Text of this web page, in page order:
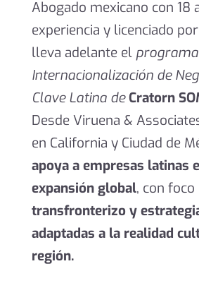
Abogado mexicano con 18
experiencia y licenciado
lleva adelante el programa
Internacionalización de
Clave Latinade Cratorn
Desde Viruena &
en California y Ciudad de
apoya a empresas latinas
expansión global, con foco
transfronterizo y
adaptadas a la realidad
región.